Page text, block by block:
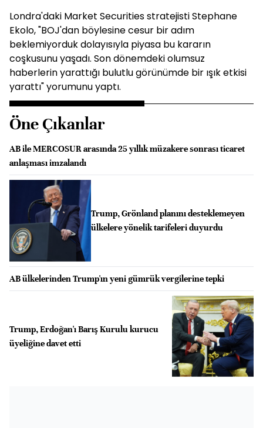
Londra'daki Market Securities stratejisti Stephane
Ekolo, "BOJ'dan böylesine cesur bir adım
beklemiyorduk dolayısıyla piyasa bu kararın
coşkusunu yaşadı. Son dönemdeki olumsuz
haberlerin yarattığı bulutlu görünümde bir ışık etkisi
yarattı" yorumunu yaptı.
Öne Çıkanlar
AB ile MERCOSUR arasında 25 yıllık müzakere sonrası ticaret
anlaşması imzalandı
Trump, Grönland planını desteklemeyen
ülkelere yönelik tarifeleri duyurdu
AB ülkelerinden Trump'ın yeni gümrük vergilerine tepki
Trump, Erdoğan'ı Barış Kurulu kurucu
üyeliğine davet etti